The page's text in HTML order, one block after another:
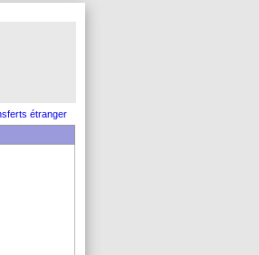
étranger